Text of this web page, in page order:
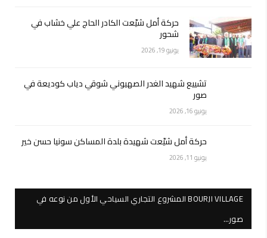
حركة أمل شيّعت الكادر الحاج علي خشاب في
شحور
يونيو 19, 2026
تشييع شهيد الغدر الصهيوني شوقي دياب كوديعة في
صور
يونيو 16, 2026
حركة أمل شيّعت شهيدة بلدة المساكن سونيا حسن خير
يونيو 11, 2026
BOURJI VILLAGE المشروع التجاري السياحي الأول من نوعه في
صور…